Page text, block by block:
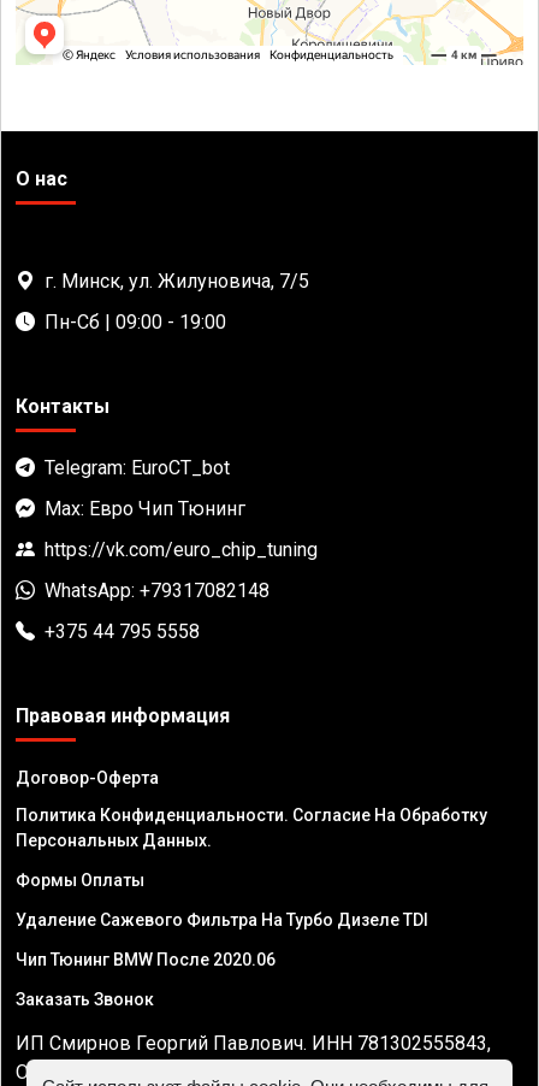
О нас
г. Минск, ул. Жилуновича, 7/5
Пн-Сб | 09:00 - 19:00
Контакты
Telegram: EuroCT_bot
Max: Евро Чип Тюнинг
https://vk.com/euro_chip_tuning
WhatsApp: +79317082148
+375 44 795 5558
Правовая информация
Договор-Оферта
Политика Конфиденциальности. Согласие На Обработку
Персональных Данных.
Формы Оплаты
Удаление Сажевого Фильтра На Турбо Дизеле TDI
Чип Тюнинг BMW После 2020.06
Заказать Звонок
ИП Смирнов Георгий Павлович. ИНН 781302555843,
ОГРНИП 324470400032610